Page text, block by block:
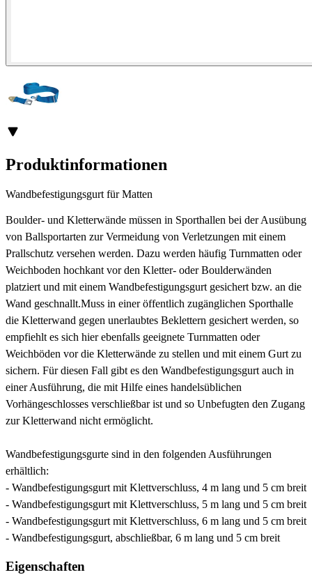
Produktinformationen
Wandbefestigungsgurt für Matten
Boulder- und Kletterwände müssen in Sporthallen bei der Ausübung
von Ballsportarten zur Vermeidung von Verletzungen mit einem
Prallschutz versehen werden. Dazu werden häufig Turnmatten oder
Weichboden hochkant vor den Kletter- oder Boulderwänden
platziert und mit einem Wandbefestigungsgurt gesichert bzw. an die
Wand geschnallt.Muss in einer öffentlich zugänglichen Sporthalle
die Kletterwand gegen unerlaubtes Beklettern gesichert werden, so
empfiehlt es sich hier ebenfalls geeignete Turnmatten oder
Weichböden vor die Kletterwände zu stellen und mit einem Gurt zu
sichern. Für diesen Fall gibt es den Wandbefestigungsgurt auch in
einer Ausführung, die mit Hilfe eines handelsüblichen
Vorhängeschlosses verschließbar ist und so Unbefugten den Zugang
zur Kletterwand nicht ermöglicht.
Wandbefestigungsgurte sind in den folgenden Ausführungen
erhältlich:
- Wandbefestigungsgurt mit Klettverschluss, 4 m lang und 5 cm breit
- Wandbefestigungsgurt mit Klettverschluss, 5 m lang und 5 cm breit
- Wandbefestigungsgurt mit Klettverschluss, 6 m lang und 5 cm breit
- Wandbefestigungsgurt, abschließbar, 6 m lang und 5 cm breit
Eigenschaften